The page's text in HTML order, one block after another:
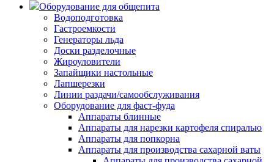
Оборудование для общепита
Водоподготовка
Гастроемкости
Генераторы льда
Доски разделочные
Жироуловители
Запайщики настольные
Лапшерезки
Линии раздачи/самообслуживания
Оборудование для фаст-фуда
Аппараты блинные
Аппараты для нарезки картофеля спиралью
Аппараты для попкорна
Аппараты для производства сахарной ваты